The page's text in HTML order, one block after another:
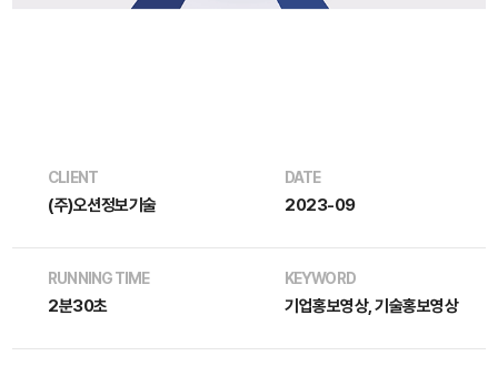
CLIENT
(주)오션정보기술
DATE
2023-09
RUNNING TIME
2분30초
KEYWORD
기업홍보영상, 기술홍보영상